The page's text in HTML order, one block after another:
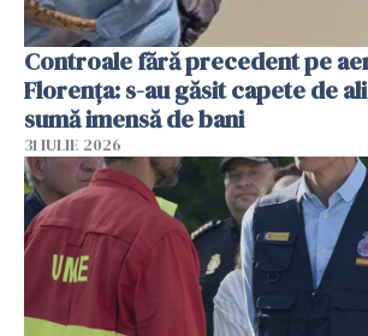
Controale fără precedent pe
Florența: s-au găsit capete de
sumă imensă de bani
31 IULIE 2026